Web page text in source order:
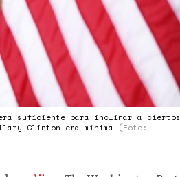
suficiente para inclinar a ciertos
Clinton era mínima
(Foto: